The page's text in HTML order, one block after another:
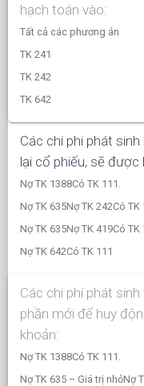
hạch toán vào:
Tất cả các phương án
TK 241
TK 242
TK 642
Các chi phi phát
lại cổ phiếu, sẽ
Nợ TK 1388Có TK 111.
Nợ TK 635Nợ TK 242Có TK
Nợ TK 635Nợ TK 419Có TK
Nợ TK 642Có TK 111
Các chi phí phát
phần mới để huy
khoản:
Nợ TK 1388Có TK 111.
Nợ TK 635 – Giá trị nhỏNợ